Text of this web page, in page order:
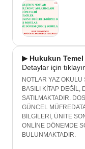
▶ Hukukun Temel
Detaylar için
NOTLAR YAZ
BASILI KİTAP DEĞİL,
SATILMAKTADIR.
GÜNCEL
BİLGİLERİ, ÜNİTE
ONLİNE DÖNEMDE
BULUNMAKTADIR.